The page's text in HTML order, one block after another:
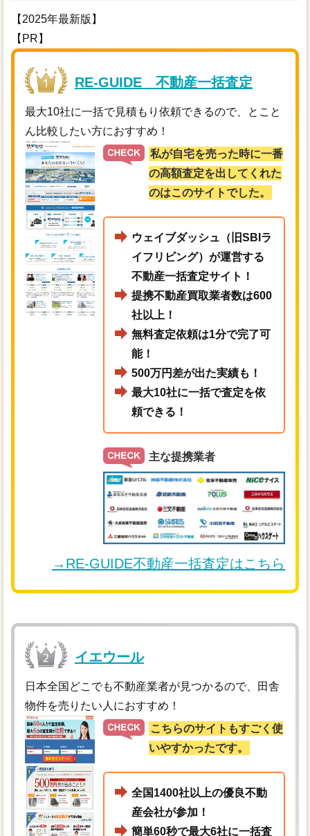
【2025年最新版】
【PR】
RE-GUIDE 不動産一括査定
最大10社に一括で見積もり依頼できるので、とこと
ん比較したい方におすすめ！
私が自宅を売った時に一番
の高額査定を出してくれた
のはこのサイトでした。
ウェイブダッシュ（旧SBIラ
イフリビング）が運営する
不動産一括査定サイト！
提携不動産買取業者数は600
社以上！
無料査定依頼は1分で完了可
能！
500万円差が出た実績も！
最大10社に一括で査定を依
頼できる！
主な提携業者
→RE-GUIDE不動産一括査定はこちら
イエウール
日本全国どこでも不動産業者が見つかるので、田舎
物件を売りたい人におすすめ！
こちらのサイトもすごく使
いやすかったです。
全国1400社以上の優良不動
産会社が参加！
簡単60秒で最大6社に一括査